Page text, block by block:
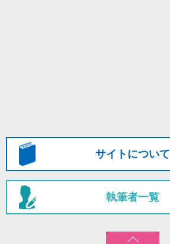
サイトについて
執筆者一覧